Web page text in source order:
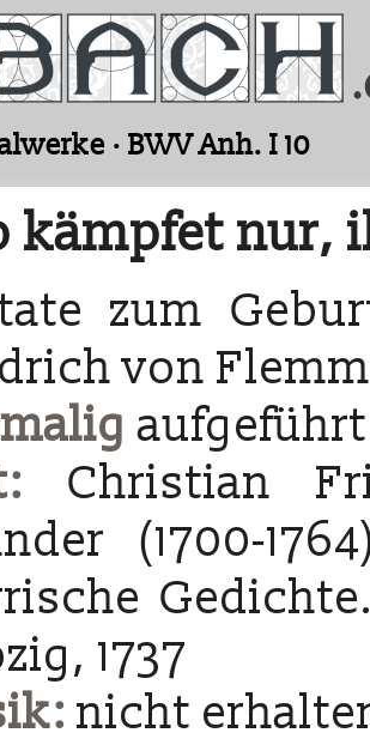
· BWV Anh. I 10
kämpfet nur,
zum
von
aufgeführt
Christian
(1700-
1737
nicht